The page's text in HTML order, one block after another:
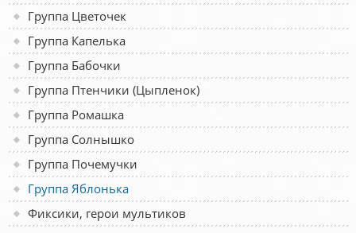
Группа Цветочек
Группа Капелька
Группа Бабочки
Группа Птенчики (Цыпленок)
Группа Ромашка
Группа Солнышко
Группа Почемучки
Группа Яблонька
Фиксики, герои мультиков